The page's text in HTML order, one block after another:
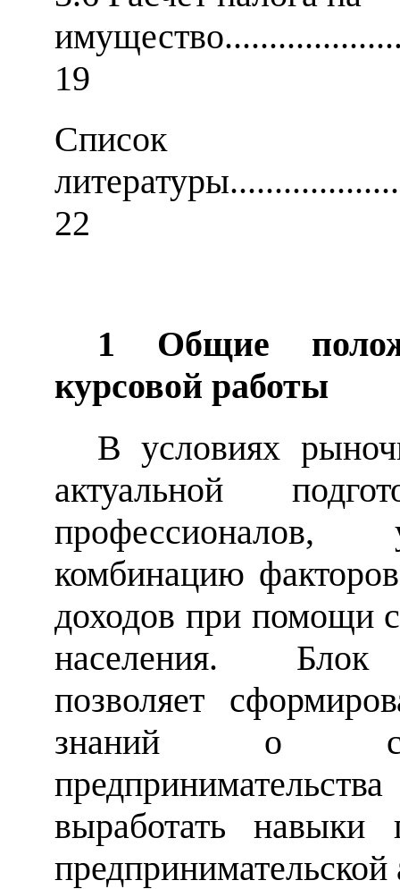
19
Список
литературы
22
1 Общие
курсовой работы
В условиях
актуальной
профессионалов,
комбинацию
доходов при помощи
населения. Блок
позволяет
знаний о
выработать навыки
предпринимательской